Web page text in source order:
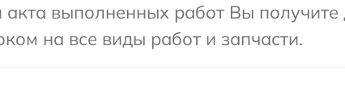
выполненных работ Вы получите
на все виды работ и запчасти.